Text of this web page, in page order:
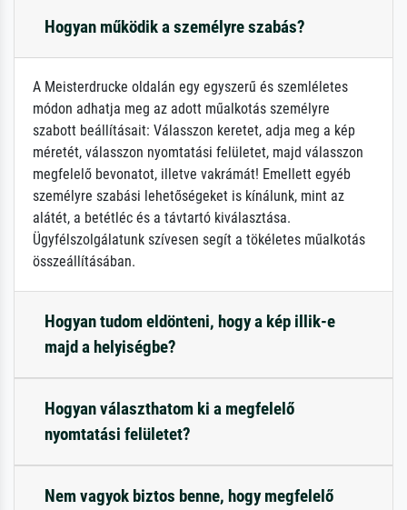
Hogyan működik a személyre szabás?
A Meisterdrucke oldalán egy egyszerű és szemléletes
módon adhatja meg az adott műalkotás személyre
szabott beállításait: Válasszon keretet, adja meg a kép
méretét, válasszon nyomtatási felületet, majd válasszon
megfelelő bevonatot, illetve vakrámát! Emellett egyéb
személyre szabási lehetőségeket is kínálunk, mint az
alátét, a betétléc és a távtartó kiválasztása.
Ügyfélszolgálatunk szívesen segít a tökéletes műalkotás
összeállításában.
Hogyan tudom eldönteni, hogy a kép illik-e
majd a helyiségbe?
Hogyan választhatom ki a megfelelő
nyomtatási felületet?
Nem vagyok biztos benne, hogy megfelelő